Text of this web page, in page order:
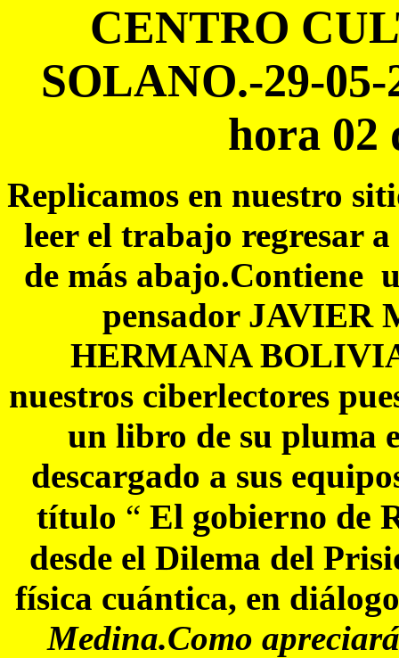
CENTRO
SOLANO.-29-
hora 02
Replicamos en nuestro
leer el trabajo regresar
de más abajo.Contiene
pensador JAVIER
HERMANA
nuestros ciberlectores
un libro de su pluma
descargado a sus
título “ El gobierno de
desde el Dilema del
física cuántica, en
Medina.Como